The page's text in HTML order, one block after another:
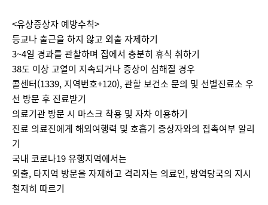
<유상증상자 예방수칙>
등교나 출근을 하지 않고 외출 자제하기
3~4일 경과를 관찰하며 집에서 충분히 휴식 취하기
38도 이상 고열이 지속되거나 증상이 심해질 경우
콜센터(1339, 지역번호+120), 관할 보건소 문의 및 선별진료소 우
선 방문 후 진료받기
의료기관 방문 시 마스크 착용 및 자차 이용하기
진료 의료진에게 해외여행력 및 호흡기 증상자와의 접촉여부 알리
기
국내 코로나19 유행지역에서는
외출, 타지역 방문을 자제하고 격리자는 의료인, 방역당국의 지시
철저히 따르기